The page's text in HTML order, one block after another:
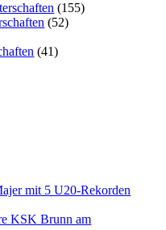
(155)
(52)
(41)
mit 5 U20-Rekorden
KSK Brunn am